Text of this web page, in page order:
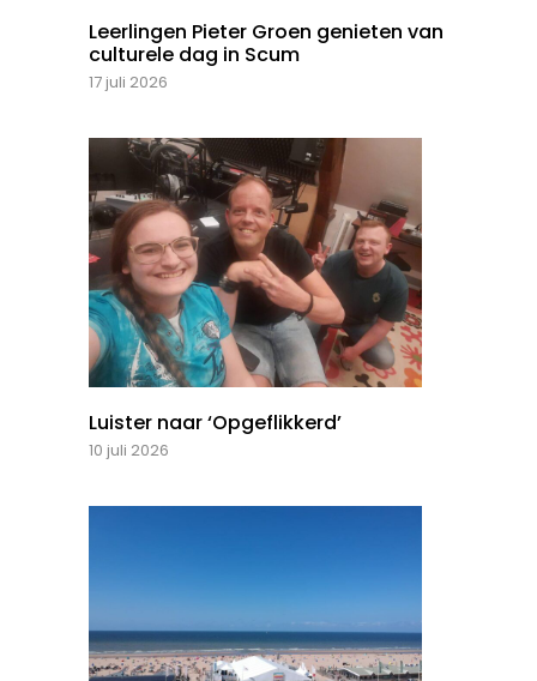
Leerlingen Pieter Groen genieten van
culturele dag in Scum
17 juli 2026
Luister naar ‘Opgeflikkerd’
10 juli 2026